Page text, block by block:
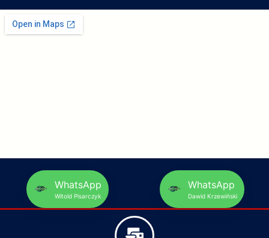
WhatsApp
Witold Pisarczyk
WhatsApp
Dawid Krzewiński